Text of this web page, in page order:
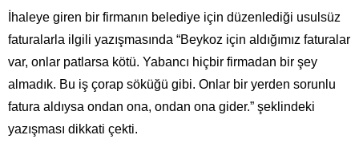
İhaleye giren bir firmanın belediye için düzenlediği usulsüz
faturalarla ilgili yazışmasında “Beykoz için aldığımız faturalar
var, onlar patlarsa kötü. Yabancı hiçbir firmadan bir şey
almadık. Bu iş çorap söküğü gibi. Onlar bir yerden sorunlu
fatura aldıysa ondan ona, ondan ona gider.” şeklindeki
yazışması dikkati çekti.